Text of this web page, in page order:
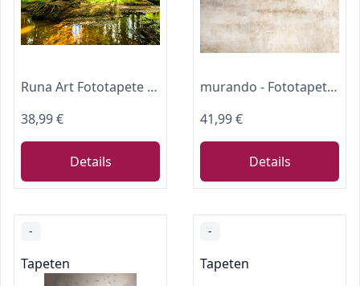
Runa Art Fototapete Wald Bach 352 x 250 cm Vlies Tapeten XXL Moderne Wandtapete Wohnzimmer Schlafzimmer Grün Braun 9141011a
38,99 €
Details
murando - Fototapete Vlies Steintapete, 350x256 cm, Schlafzimmer, 3D-Effekt
41,99 €
Details
-
Tapeten
-
Tapeten